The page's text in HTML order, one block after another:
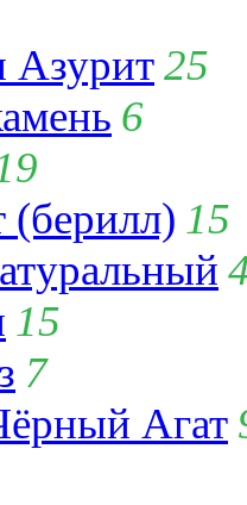
Азурит25
6
15
15
7
Агат